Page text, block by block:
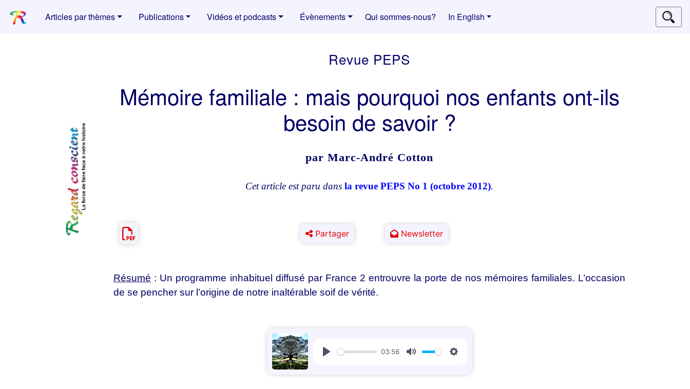
Articles par thèmes Publications Vidéos et podcasts Évènements Qui sommes-nous? In English
Revue PEPS
Mémoire familiale : mais pourquoi nos enfants ont-ils
besoin de savoir ?
par Marc-André Cotton
Cet article est paru dans la revue PEPS No 1 (octobre 2012).
Partager Newsletter
Résumé : Un programme inhabituel diffusé par France 2 entrouvre la porte de nos mémoires familiales. L’occasion
de se pencher sur l’origine de notre inaltérable soif de vérité.
03:56